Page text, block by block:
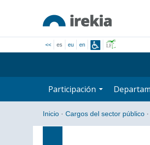
<< es eu en
Participación
Inicio · Cargos del sector público ·